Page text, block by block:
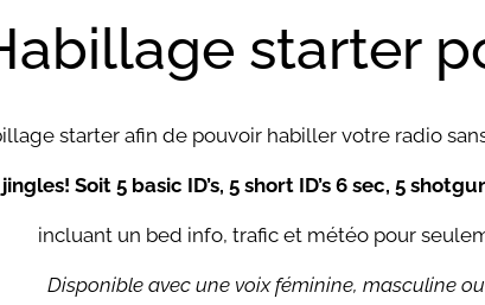
starter
starter afin de pouvoir habiller votre radio
Soit 5 basic ID’s, 5 short ID’s 6 sec, 5
incluant un bed info, trafic et météo pour
Disponible avec une voix féminine, masculine